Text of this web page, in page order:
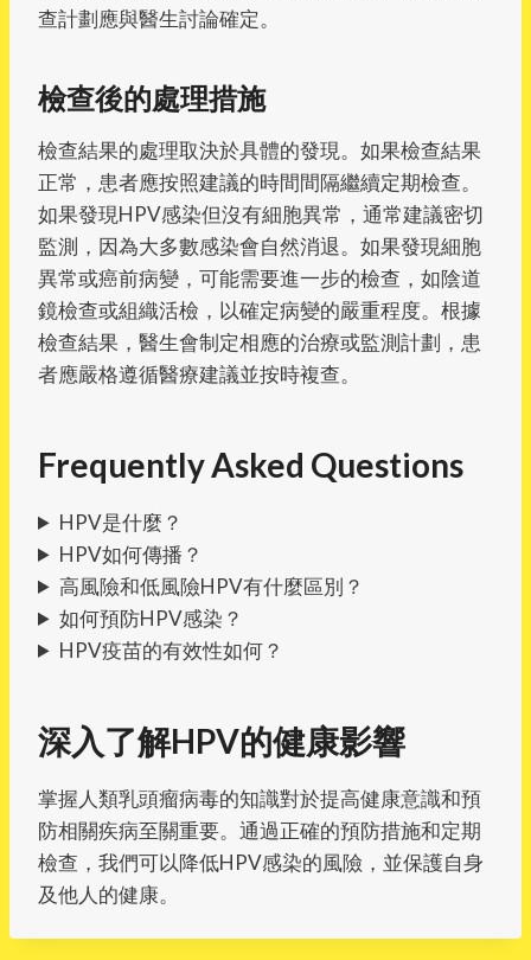
查計劃應與醫生討論確定。
檢查後的處理措施
檢查結果的處理取決於具體的發現。如果檢查結果
正常，患者應按照建議的時間間隔繼續定期檢查。
如果發現HPV感染但沒有細胞異常，通常建議密切
監測，因為大多數感染會自然消退。如果發現細胞
異常或癌前病變，可能需要進一步的檢查，如陰道
鏡檢查或組織活檢，以確定病變的嚴重程度。根據
檢查結果，醫生會制定相應的治療或監測計劃，患
者應嚴格遵循醫療建議並按時複查。
Frequently Asked Questions
HPV是什麼？
HPV如何傳播？
高風險和低風險HPV有什麼區別？
如何預防HPV感染？
HPV疫苗的有效性如何？
深入了解HPV的健康影響
掌握人類乳頭瘤病毒的知識對於提高健康意識和預
防相關疾病至關重要。通過正確的預防措施和定期
檢查，我們可以降低HPV感染的風險，並保護自身
及他人的健康。